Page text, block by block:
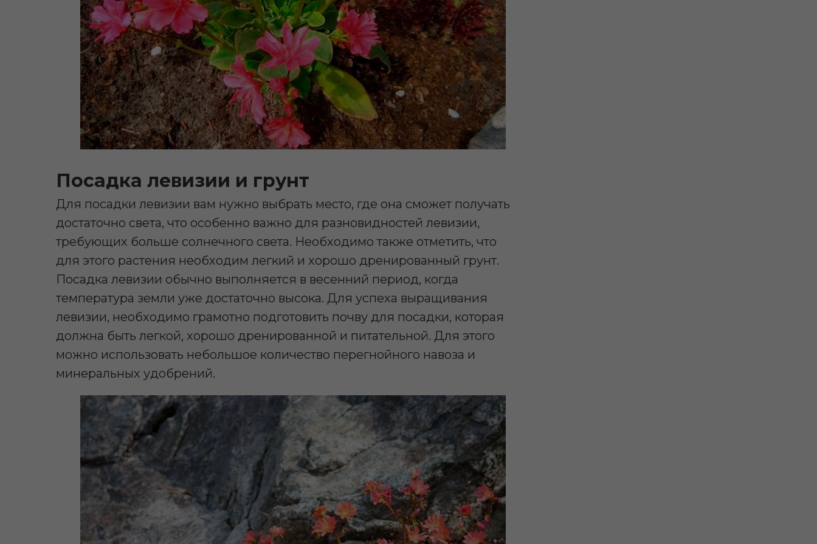
Посадка левизии и грунт
Для посадки левизии вам нужно выбрать место, где она сможет получать
достаточно света, что особенно важно для разновидностей левизии,
требующих больше солнечного света. Необходимо также отметить, что
для этого растения необходим легкий и хорошо дренированный грунт.
Посадка левизии обычно выполняется в весенний период, когда
температура земли уже достаточно высока. Для успеха выращивания
левизии, необходимо грамотно подготовить почву для посадки, которая
должна быть легкой, хорошо дренированной и питательной. Для этого
можно использовать небольшое количество перегнойного навоза и
минеральных удобрений.